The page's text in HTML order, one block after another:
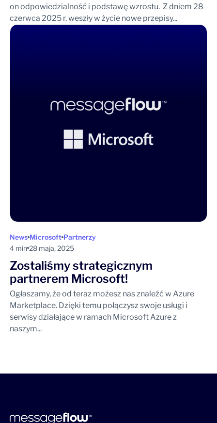
on odpowiedzialność i podstawę wzrostu. Z dniem 28
czerwca 2025 r. weszły w życie nowe przepisy...
News Microsoft Partnerzy
4 min 28 maja, 2025
Zostaliśmy strategicznym
partnerem Microsoft!
Ogłaszamy, że od teraz możesz nas znaleźć w Azure
Marketplace. Dzięki temu połączysz swoje usługi i
serwisy działające w ramach Microsoft Azure z
naszym...